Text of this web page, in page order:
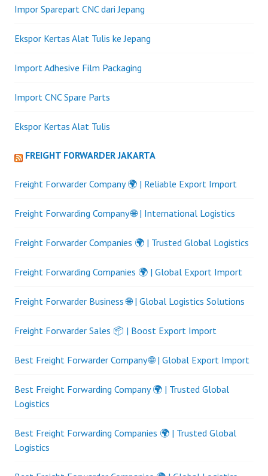
Impor Sparepart CNC dari Jepang
Ekspor Kertas Alat Tulis ke Jepang
Import Adhesive Film Packaging
Import CNC Spare Parts
Ekspor Kertas Alat Tulis
FREIGHT FORWARDER JAKARTA
Freight Forwarder Company 🌍 | Reliable Export Import
Freight Forwarding Company 🌐 | International Logistics
Freight Forwarder Companies 🌍 | Trusted Global Logistics
Freight Forwarding Companies 🌍 | Global Export Import
Freight Forwarder Business 🌐 | Global Logistics Solutions
Freight Forwarder Sales 📦 | Boost Export Import
Best Freight Forwarder Company 🌐 | Global Export Import
Best Freight Forwarding Company 🌍 | Trusted Global
Logistics
Best Freight Forwarding Companies 🌍 | Trusted Global
Logistics